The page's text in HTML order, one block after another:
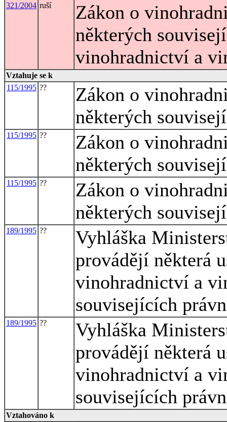
321/2004 ruší
Zákon o
některých
vinohradnictví a
Vztahuje se k
115/1995 ??
Zákon o
některých
115/1995 ??
Zákon o
některých
115/1995 ??
Zákon o
některých
189/1995 ??
Vyhláška
provádějí některá
vinohradnictví a
souvisejících
189/1995 ??
Vyhláška
provádějí některá
vinohradnictví a
souvisejících
Vztahováno k